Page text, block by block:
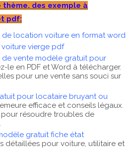
thème, des exemple à
pdf:
location voiture en format word
vierge pdf
de vente modèle gratuit pour
le en PDF et Word à télécharger.
pour une vente sans souci sur
pour locataire bruyant ou
efficace et conseils légaux.
résoudre troubles de
gratuit fiche état
détaillées pour voiture, utilitaire et